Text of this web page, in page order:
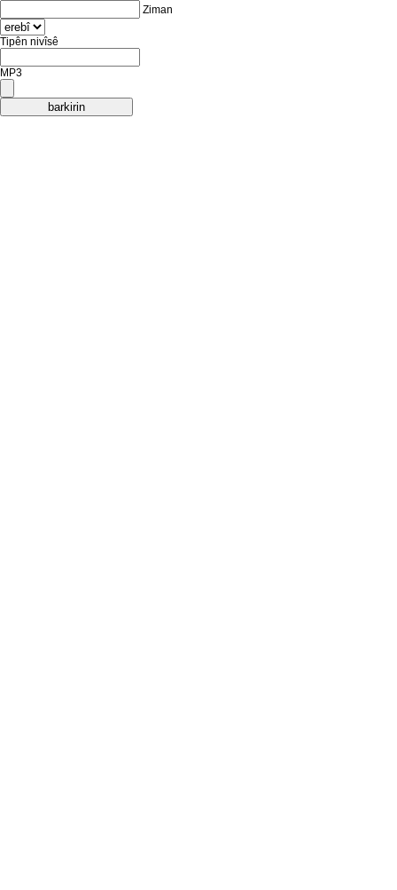
Ziman
Tipên nivîsê
MP3